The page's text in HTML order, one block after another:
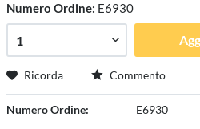
Numero Ordine: E6930
Ricorda Commento
Numero Ordine: E6930